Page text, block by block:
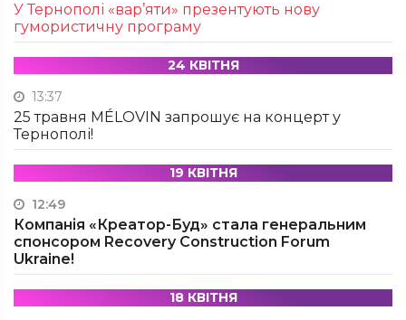
У Тернополі «вар’яти» презентують нову
гумористичну програму
24 КВІТНЯ
13:37
25 травня MÉLOVIN запрошує на концерт у
Тернополі!
19 КВІТНЯ
12:49
Компанія «Креатор-Буд» стала генеральним
спонсором Recovery Construction Forum
Ukraine!
18 КВІТНЯ